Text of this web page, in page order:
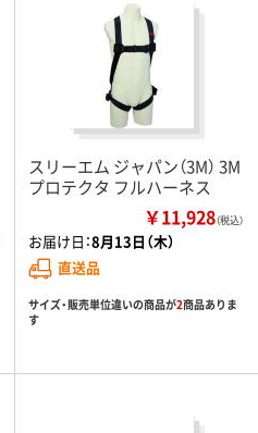
スリーエム ジャパン（3M） 3M
プロテクタ フルハーネス
￥11,928（税込）
お届け日：8月13日（木）
直送品
サイズ・販売単位違いの商品が2商品ありま
す